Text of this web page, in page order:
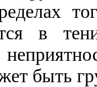
в
быть